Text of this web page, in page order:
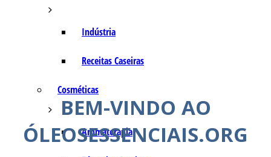
Indústria
Receitas Caseiras
Cosméticas
Aromaterapia
BEM-VINDO AO
ÓLEOSESSENCIAIS.ORG